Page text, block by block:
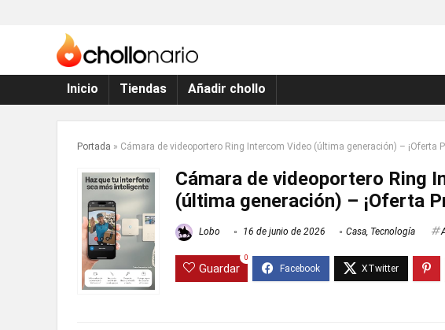
Inicio Tiendas Añadir chollo
Portada » Cámara de videoportero Ring Intercom Video (última generación) – ¡Oferta
Cámara de videoportero Ring
(última generación) – ¡Oferta
Lobo 16 de junio de 2026 Casa, Tecnología
Guardar
0